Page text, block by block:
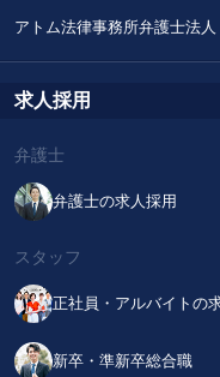
アトム法律事務所弁護士法人
求人採用
弁護士
弁護士の求人採用
スタッフ
正社員・アルバイトの
新卒・準新卒総合職